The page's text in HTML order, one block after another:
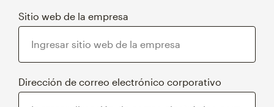
Sitio web de la empresa
Dirección de correo electrónico corporativo